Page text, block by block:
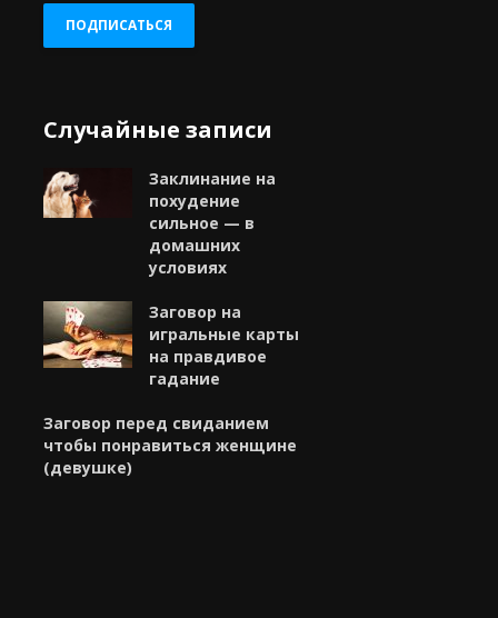
ПОДПИСАТЬСЯ
Случайные записи
Заклинание на
похудение
сильное — в
домашних
условиях
Заговор на
игральные карты
на правдивое
гадание
Заговор перед свиданием
чтобы понравиться женщине
(девушке)